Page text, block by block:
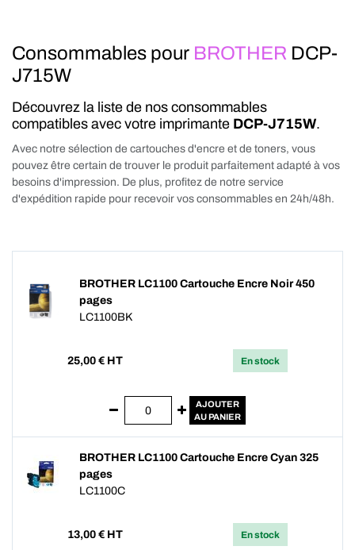
Consommables pour BROTHER DCP-
J715W
Découvrez la liste de nos consommables
compatibles avec votre imprimante DCP-J715W.
Avec notre sélection de cartouches d'encre et de toners, vous
pouvez être certain de trouver le produit parfaitement adapté à vos
besoins d'impression. De plus, profitez de notre service
d'expédition rapide pour recevoir vos consommables en 24h/48h.
BROTHER LC1100 Cartouche Encre Noir 450
pages
LC1100BK
25,00 € HT En stock
AJOUTER
AU PANIER
BROTHER LC1100 Cartouche Encre Cyan 325
pages
LC1100C
13,00 € HT En stock